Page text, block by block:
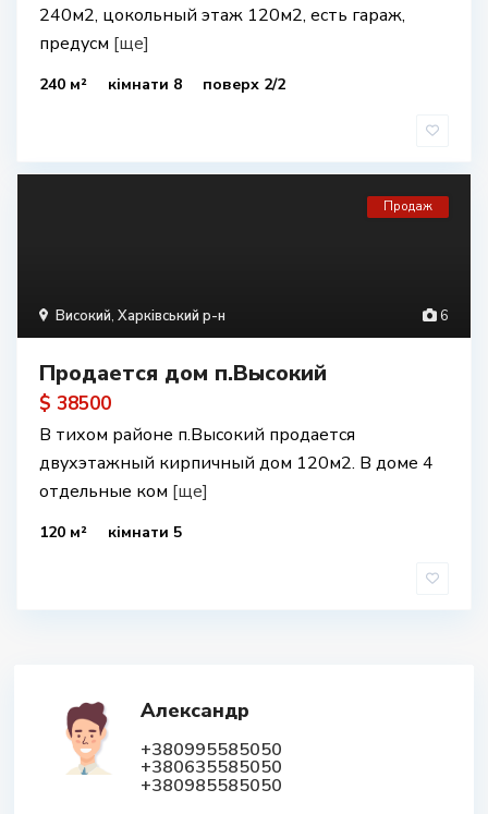
240м2, цокольный этаж 120м2, есть гараж,
предусм [ще]
240 м² кімнати 8 поверх 2/2
6
Високий, Харківський р-н
Продаж
Продается дом п.Высокий
$ 38500
В тихом районе п.Высокий продается
двухэтажный кирпичный дом 120м2. В доме 4
отдельные ком [ще]
120 м² кімнати 5
Александр
+380995585050
+380635585050
+380985585050